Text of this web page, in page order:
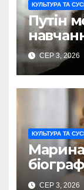
КУЛЬТУРА ТА
Путін
СЕР 3, 2026
КУЛЬТУРА ТА
сім’я
СЕР 3, 2026